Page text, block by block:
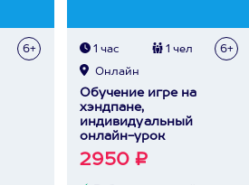
6+ 1 час 1 чел 6+
Онлайн
Обучение игре на
хэндпане,
индивидуальный
онлайн-урок
2950 ₽